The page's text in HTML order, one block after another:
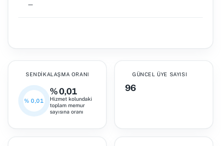
—
SENDIKALAŞMA ORANI
% 0,01
% 0,01
Hizmet kolundaki
toplam memur
sayısına oranı
GÜNCEL ÜYE SAYISI
96